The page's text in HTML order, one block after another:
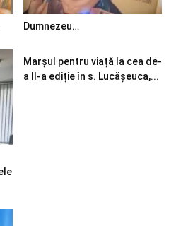
Dumnezeu…
Marșul pentru viață la cea de-
a II-a ediție în s. Lucășeuca,...